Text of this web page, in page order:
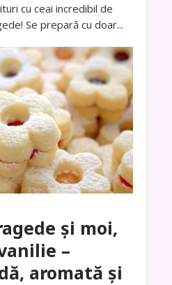
cu ceai incredibil de
Se prepară cu doar...
și moi,
–
aromată și